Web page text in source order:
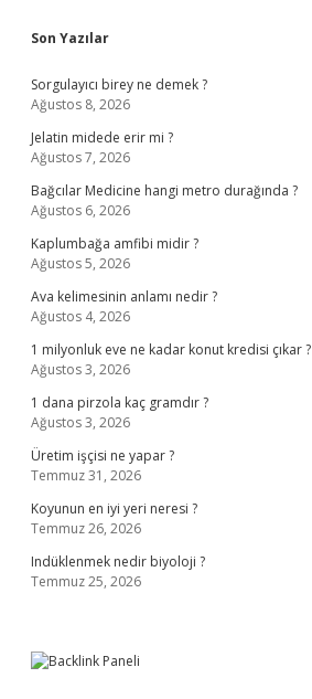
Sidebar
Son Yazılar
Sorgulayıcı birey ne demek ?
Ağustos 8, 2026
Jelatin midede erir mi ?
Ağustos 7, 2026
Bağcılar Medicine hangi metro durağında ?
Ağustos 6, 2026
Kaplumbağa amfibi midir ?
Ağustos 5, 2026
Ava kelimesinin anlamı nedir ?
Ağustos 4, 2026
1 milyonluk eve ne kadar konut kredisi çıkar ?
Ağustos 3, 2026
1 dana pirzola kaç gramdır ?
Ağustos 3, 2026
Üretim işçisi ne yapar ?
Temmuz 31, 2026
Koyunun en iyi yeri neresi ?
Temmuz 26, 2026
Indüklenmek nedir biyoloji ?
Temmuz 25, 2026